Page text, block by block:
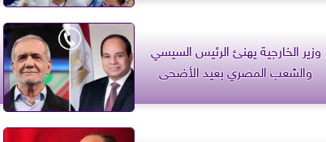
وزير الخارجية يهنئ الرئيس السيسي
والشعب المصري بعيد الأضحى